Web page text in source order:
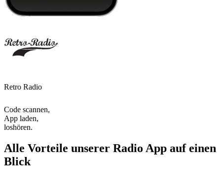
Retro Radio
Code scannen,
App laden,
loshören.
Alle Vorteile unserer Radio App auf einen
Blick